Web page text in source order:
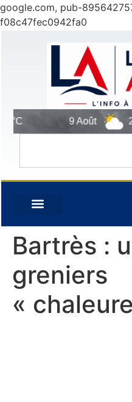
google.com, pub-
f08c47fec0942fa0
9 Août 28°C
Bartrès :
greniers
«